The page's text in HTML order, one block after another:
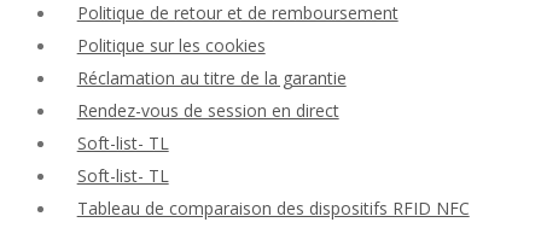
Politique de retour et de remboursement
Politique sur les cookies
Réclamation au titre de la garantie
Rendez-vous de session en direct
Soft-list- TL
Soft-list- TL
Tableau de comparaison des dispositifs RFID NFC